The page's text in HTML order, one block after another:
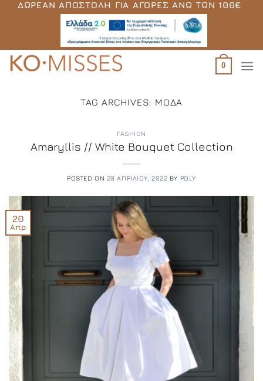
Μετάβαση
ΔΩΡΕΆΝ ΑΠΟΣΤΟΛΉ ΓΙΑ ΑΓΟΡΈΣ ΆΝΩ ΤΩΝ 100€
0
TAG ARCHIVES: ΜΌΔΑ
FASHION
Amaryllis // White Bouquet Collection
POSTED ON 20 ΑΠΡΙΛΊΟΥ, 2022 BY POLY
20
Απρ